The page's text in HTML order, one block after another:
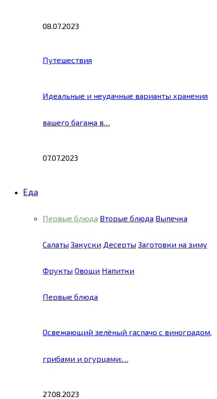
08.07.2023
Путешествия
Идеальные и неудачные варианты хранения
вашего багажа в…
07.07.2023
Еда
Первые блюда Вторые блюда Выпечка
Салаты Закуски Десерты Заготовки на зиму
Фрукты Овощи Напитки
Первые блюда
Освежающий зелёный гаспачо с виноградом,
грибами и огурцами:…
27.08.2023